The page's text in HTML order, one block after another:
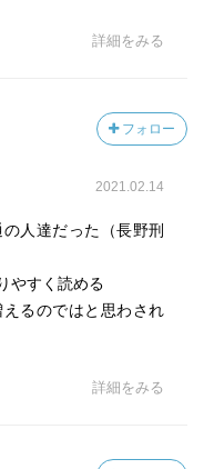
詳細をみる
フォロー
2021.02.14
人達だった（長野刑
やすく読める
るのではと思わされ
詳細をみる